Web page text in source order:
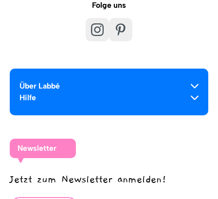
Folge uns
Über Labbé
Hilfe
Newsletter
Jetzt zum Newsletter anmelden!